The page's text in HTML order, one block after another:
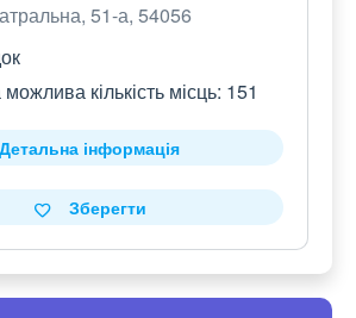
51-а, 54056
кількість місць: 151
Детальна інформація
Зберегти